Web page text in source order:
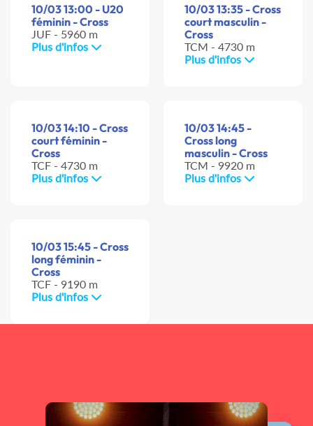
10/03 13:00 - U20
féminin - Cross
JUF - 5960 m
Plus d'infos
10/03 13:35 - Cross
court masculin -
Cross
TCM - 4730 m
Plus d'infos
10/03 14:10 - Cross
court féminin -
Cross
TCF - 4730 m
Plus d'infos
10/03 14:45 -
Cross long
masculin - Cross
TCM - 9920 m
Plus d'infos
10/03 15:45 - Cross
long féminin -
Cross
TCF - 9190 m
Plus d'infos